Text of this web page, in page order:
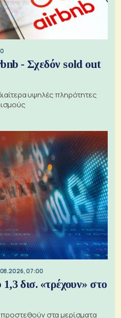
- Σχεδόν sold out
υψηλές πληρότητες
07:00
δισ. «τρέχουν» στο
στα μερίσματα